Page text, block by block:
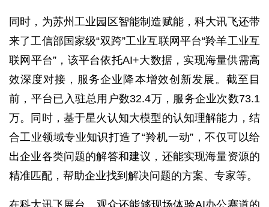
多
内
容
同时，为苏州工业园区智能制造赋能，科大讯飞还带
来了工信部国家级“双跨”工业互联网平台“羚羊工业互
联网平台”，该平台依托AI+大数据，实现海量供需高
效深度对接，服务企业降本增效创新发展。截至目
前，平台已入驻总用户数32.4万，服务企业次数73.1
万。同时，基于星火认知大模型的认知理解能力，结
合工业领域专业知识打造了“羚机一动”，不仅可以给
出企业各类问题的解答和建议，还能实现海量资源的
精准匹配，帮助企业找到解决问题的方案、专家等。